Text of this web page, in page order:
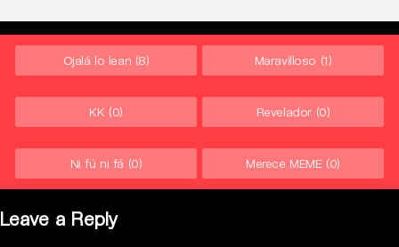
Ojalá lo lean (8) Maravilloso (1)
KK (0) Revelador (0)
Ni fú ni fá (0) Merece MEME (0)
Leave a Reply